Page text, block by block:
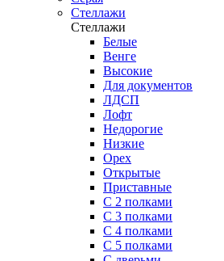
Стеллажи
Стеллажи
Белые
Венге
Высокие
Для документов
ЛДСП
Лофт
Недорогие
Низкие
Орех
Открытые
Приставные
С 2 полками
С 3 полками
С 4 полками
С 5 полками